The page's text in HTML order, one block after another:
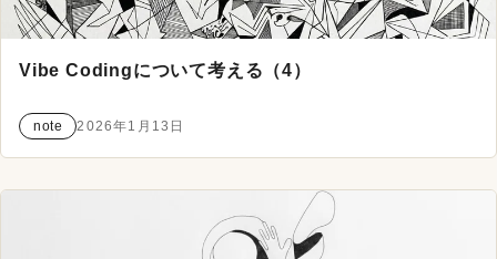
Vibe Codingについて考える（4）
note 2026年1月13日